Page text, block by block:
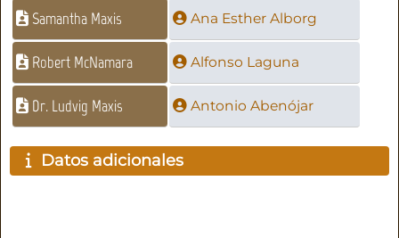
Samantha Maxis Ana Esther Alborg
Robert McNamara Alfonso Laguna
Dr. Ludvig Maxis Antonio Abenójar
Datos adicionales